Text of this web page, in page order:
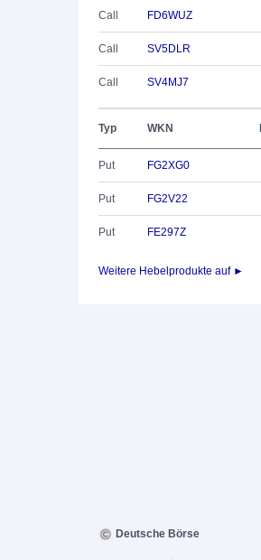
Call FD6WUZ
Call SV5DLR
Call SV4MJ7
Typ WKN
Put FG2XG0
Put FG2V22
Put FE297Z
Weitere Hebelprodukte auf ►
Deutsche Börse